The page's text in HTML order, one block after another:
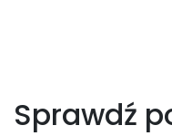
Sprawdź